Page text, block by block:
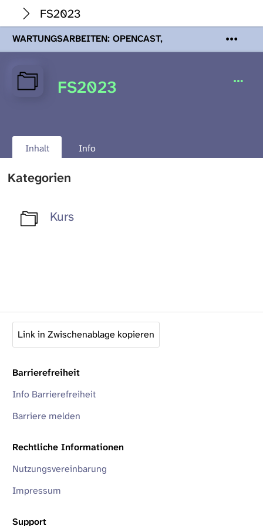
FS2023
WARTUNGSARBEITEN: OPENCAST,
PODCASTS & TOBIRA
Mi 19. August
Wartungsarbeiten an den Opencast-
Servern werden Ihnen Podcasts,
FS2023
Inhalt Info
Kategorien
Kurs
Link in Zwischenablage kopieren
Barrierefreiheit
Info Barrierefreiheit
Barriere melden
Rechtliche Informationen
Nutzungsvereinbarung
Impressum
Support